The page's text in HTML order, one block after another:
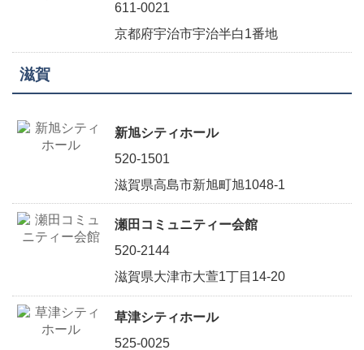
611-0021
京都府宇治市宇治半白1番地
滋賀
新旭シティホール
520-1501
滋賀県高島市新旭町旭1048-1
瀬田コミュニティー会館
520-2144
滋賀県大津市大萱1丁目14-20
草津シティホール
525-0025